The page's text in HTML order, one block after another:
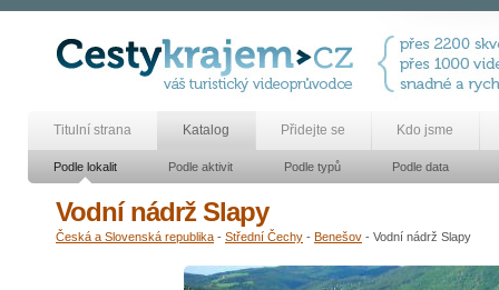
Titulní strana Katalog Přidejte se Kdo jsme
Podle lokalit Podle aktivit Podle typů Podle data
Vodní nádrž Slapy
Česká a Slovenská republika - Střední Čechy - Benešov - Vodní nádrž Slapy